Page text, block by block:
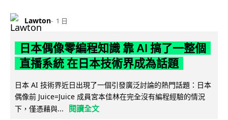
Lawton 1 日
日本偶像零編程知識 靠 AI 搞了一整個
直播系統 在日本技術界成為話題
日本 AI 技術界近日出現了一個引發廣泛討論的熱門話題：日本
偶像前 Juice=Juice 成員宮本佳林在完全沒有編程經驗的情況
下，僅憑藉與...
閱讀全文